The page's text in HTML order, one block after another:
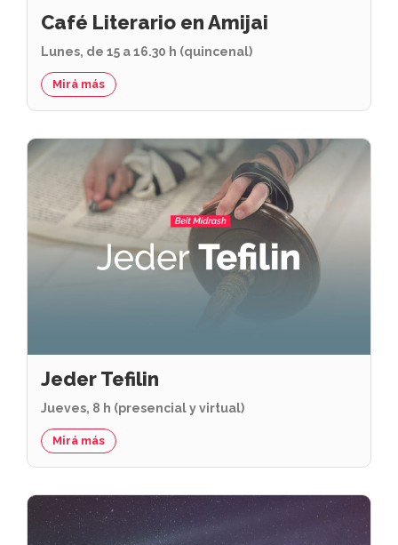
Café Literario en Amijai
Lunes, de 15 a 16.30 h (quincenal)
Mirá más
Jeder Tefilin
Jueves, 8 h (presencial y virtual)
Mirá más